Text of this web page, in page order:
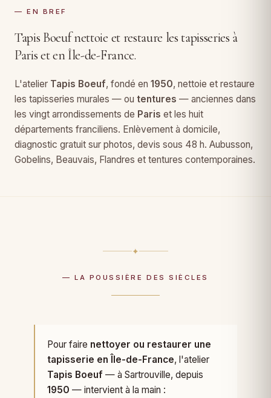
— EN BREF
Tapis Boeuf nettoie et restaure les tapisseries à
Paris et en Île-de-France.
L'atelier Tapis Boeuf, fondé en 1950, nettoie et restaure
les tapisseries murales — ou tentures — anciennes dans
les vingt arrondissements de Paris et les huit
départements franciliens. Enlèvement à domicile,
diagnostic gratuit sur photos, devis sous 48 h. Aubusson,
Gobelins, Beauvais, Flandres et tentures contemporaines.
✦
— LA POUSSIÈRE DES SIÈCLES
Pour faire nettoyer ou restaurer une
tapisserie en Île-de-France, l'atelier
Tapis Boeuf — à Sartrouville, depuis
1950 — intervient à la main :